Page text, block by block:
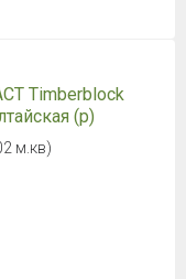
Timberblock
(р)
м.кв)